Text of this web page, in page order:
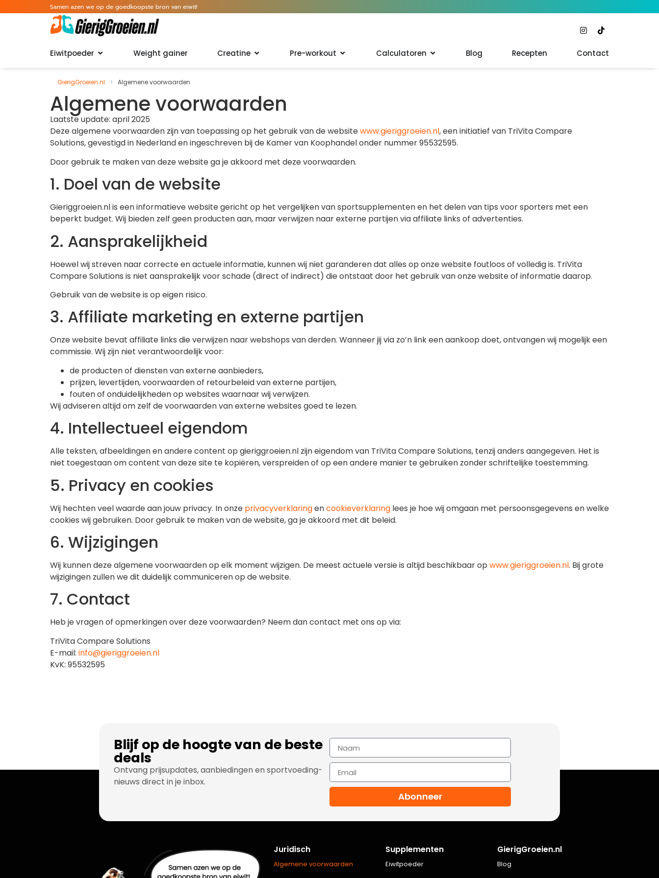
Samen azen we op de goedkoopste bron van eiwit!
Eiwitpoeder Weight gainer Creatine Pre-workout Calculatoren Blog Recepten Contact
GierigGroeien.nl > Algemene voorwaarden
Algemene voorwaarden
Laatste update: april 2025
Deze algemene voorwaarden zijn van toepassing op het gebruik van de websitewww.gieriggroeien.nl, een initiatief van TriVita Compare
Solutions, gevestigd in Nederland en ingeschreven bij de Kamer van Koophandel onder nummer 95532595.
Door gebruik te maken van deze website ga je akkoord met deze voorwaarden.
1. Doel van de website
Gieriggroeien.nl is een informatieve website gericht op het vergelijken van sportsupplementen en het delen van tips voor sporters met een
beperkt budget. Wij bieden zelf geen producten aan, maar verwijzen naar externe partijen via affiliate links of advertenties.
2. Aansprakelijkheid
Hoewel wij streven naar correcte en actuele informatie, kunnen wij niet garanderen dat alles op onze website foutloos of volledig is. TriVita
Compare Solutions is niet aansprakelijk voor schade (direct of indirect) die ontstaat door het gebruik van onze website of informatie daarop.
Gebruik van de website is op eigen risico.
3. Affiliate marketing en externe partijen
Onze website bevat affiliate links die verwijzen naar webshops van derden. Wanneer jij via zo’n link een aankoop doet, ontvangen wij mogelijk een
commissie. Wij zijn niet verantwoordelijk voor:
de producten of diensten van externe aanbieders,
prijzen, levertijden, voorwaarden of retourbeleid van externe partijen,
fouten of onduidelijkheden op websites waarnaar wij verwijzen.
Wij adviseren altijd om zelf de voorwaarden van externe websites goed te lezen.
4. Intellectueel eigendom
Alle teksten, afbeeldingen en andere content op gieriggroeien.nl zijn eigendom van TriVita Compare Solutions, tenzij anders aangegeven. Het is
niet toegestaan om content van deze site te kopiëren, verspreiden of op een andere manier te gebruiken zonder schriftelijke toestemming.
5. Privacy en cookies
Wij hechten veel waarde aan jouw privacy. In onze privacyverklaringencookieverklaring lees je hoe wij omgaan met persoonsgegevens en welke
cookies wij gebruiken. Door gebruik te maken van de website, ga je akkoord met dit beleid.
6. Wijzigingen
Wij kunnen deze algemene voorwaarden op elk moment wijzigen. De meest actuele versie is altijd beschikbaar op www.gieriggroeien.nl. Bij grote
wijzigingen zullen we dit duidelijk communiceren op de website.
7. Contact
Heb je vragen of opmerkingen over deze voorwaarden? Neem dan contact met ons op via:
TriVita Compare Solutions
E-mail: info@gieriggroeien.nl
KvK: 95532595
Blijf op de hoogte van de beste
deals
Ontvang prijsupdates, aanbiedingen en sportvoeding-
nieuws direct in je inbox.
Abonneer
GierigGroeien.nl
Blog
Supplementen
Eiwitpoeder
Juridisch
Algemene voorwaarden